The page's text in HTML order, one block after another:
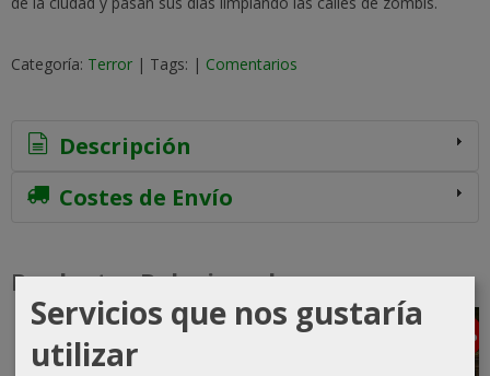
Categoría: Terror | Tags: | Comentarios
Descripción
Costes de Envío
Productos Relacionados
-5 %
Servicios que nos gustaría
utilizar